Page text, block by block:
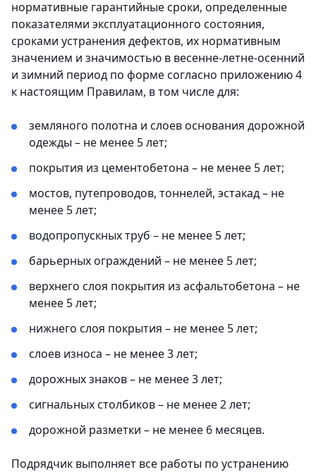
нормативные гарантийные сроки, определенные
показателями эксплуатационного состояния,
сроками устранения дефектов, их нормативным
значением и значимостью в весенне-летне-осенний
и зимний период по форме согласно приложению 4
к настоящим Правилам, в том числе для:
земляного полотна и слоев основания дорожной
одежды – не менее 5 лет;
покрытия из цементобетона – не менее 5 лет;
мостов, путепроводов, тоннелей, эстакад – не
менее 5 лет;
водопропускных труб – не менее 5 лет;
барьерных ограждений – не менее 5 лет;
верхнего слоя покрытия из асфальтобетона – не
менее 5 лет;
нижнего слоя покрытия – не менее 5 лет;
слоев износа – не менее 3 лет;
дорожных знаков – не менее 3 лет;
сигнальных столбиков – не менее 2 лет;
дорожной разметки – не менее 6 месяцев.
Подрядчик выполняет все работы по устранению